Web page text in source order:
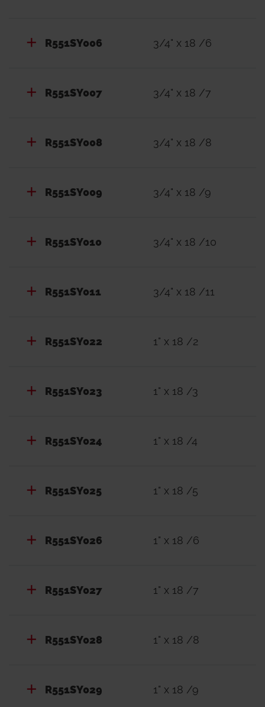
R551SY006 3/4" x 18 /6
R551SY007 3/4" x 18 /7
R551SY008 3/4" x 18 /8
R551SY009 3/4" x 18 /9
R551SY010 3/4" x 18 /10
R551SY011 3/4" x 18 /11
R551SY022 1" x 18 /2
R551SY023 1" x 18 /3
R551SY024 1" x 18 /4
R551SY025 1" x 18 /5
R551SY026 1" x 18 /6
R551SY027 1" x 18 /7
R551SY028 1" x 18 /8
R551SY029 1" x 18 /9